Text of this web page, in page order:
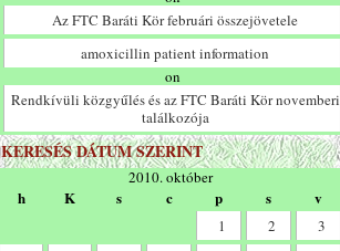
Az FTC Baráti Kör februári összejövetele
amoxicillin patient information
on
Rendkívüli közgyűlés és az FTC Baráti Kör novemberi
találkozója
KERESÉS DÁTUM SZERINT
2010. október
h K s c p s v
1 2
3